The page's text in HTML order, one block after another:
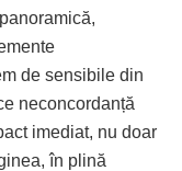
de sensibile din
neconcordanță
imediat, nu doar
în plină